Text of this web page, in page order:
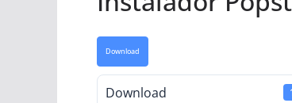
Download
Download